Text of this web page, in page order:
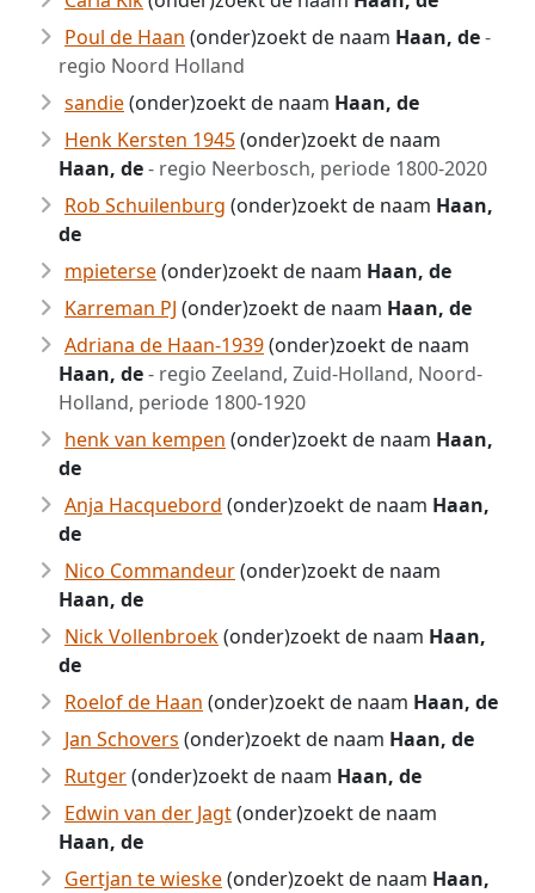
Poul de Haan (onder)zoekt de naam Haan, de-
regio Noord Holland
sandie(onder)zoekt de naam Haan, de
Henk Kersten 1945(onder)zoekt de naam
Haan, de- regio Neerbosch, periode 1800-2020
Rob Schuilenburg (onder)zoekt de naam Haan,
de
mpieterse(onder)zoekt de naam Haan, de
Karreman PJ (onder)zoekt de naam Haan, de
Adriana de Haan-1939(onder)zoekt de naam
Haan, de- regio Zeeland, Zuid-Holland, Noord-
Holland, periode 1800-1920
henk van kempen (onder)zoekt de naam Haan,
de
Anja Hacquebord (onder)zoekt de naam Haan,
de
Nico Commandeur(onder)zoekt de naam
Haan, de
Nick Vollenbroek(onder)zoekt de naam Haan,
de
Roelof de Haan (onder)zoekt de naam Haan, de
Jan Schovers (onder)zoekt de naam Haan, de
Rutger(onder)zoekt de naam Haan, de
Edwin van der Jagt(onder)zoekt de naam
Haan, de
Gertjan te wieske(onder)zoekt de naam Haan,